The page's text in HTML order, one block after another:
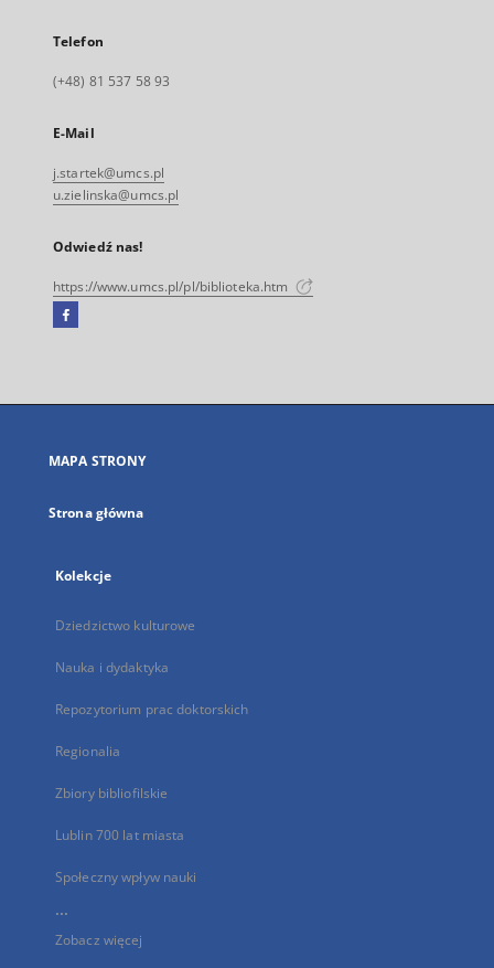
Telefon
(+48) 81 537 58 93
E-Mail
j.startek@umcs.pl
u.zielinska@umcs.pl
Odwiedź nas!
https://www.umcs.pl/pl/biblioteka.htm
Facebook
się
karcie
MAPA STRONY
Strona główna
Kolekcje
Dziedzictwo kulturowe
Nauka i dydaktyka
Repozytorium prac doktorskich
Regionalia
Zbiory bibliofilskie
Lublin 700 lat miasta
Społeczny wpływ nauki
...
Zobacz więcej